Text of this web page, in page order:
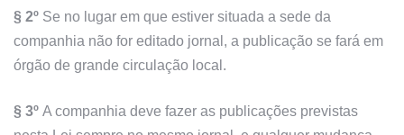
§ 2º Se no lugar em que estiver situada a sede da
companhia não for editado jornal, a publicação se fará em
órgão de grande circulação local.
§ 3º A companhia deve fazer as publicações previstas